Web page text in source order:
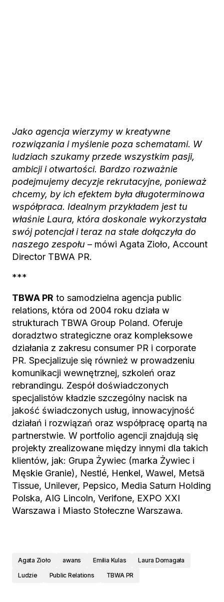
Jako agencja wierzymy w kreatywne
rozwiązania i myślenie poza schematami. W
ludziach szukamy przede wszystkim pasji,
ambicji i otwartości. Bardzo rozważnie
podejmujemy decyzje rekrutacyjne, ponieważ
chcemy, by ich efektem była długoterminowa
współpraca. Idealnym przykładem jest tu
właśnie Laura, która doskonale wykorzystała
swój potencjał i teraz na stałe dołączyła do
naszego zespołu – mówi Agata Zioło, Account
Director TBWA PR.
***
TBWA PR to samodzielna agencja public
relations, która od 2004 roku działa w
strukturach TBWA Group Poland. Oferuje
doradztwo strategiczne oraz kompleksowe
działania z zakresu consumer PR i corporate
PR. Specjalizuje się również w prowadzeniu
komunikacji wewnętrznej, szkoleń oraz
rebrandingu. Zespół doświadczonych
specjalistów kładzie szczególny nacisk na
jakość świadczonych usług, innowacyjność
działań i rozwiązań oraz współpracę opartą na
partnerstwie. W portfolio agencji znajdują się
projekty zrealizowane między innymi dla takich
klientów, jak: Grupa Żywiec (marka Żywiec i
Męskie Granie), Nestlé, Henkel, Wawel, Metsä
Tissue, Unilever, Pepsico, Media Saturn Holding
Polska, AIG Lincoln, Verifone, EXPO XXI
Warszawa i Miasto Stołeczne Warszawa.
Agata Zioło awans Emilia Kulas
Laura Domagała
Ludzie
Public Relations TBWA PR